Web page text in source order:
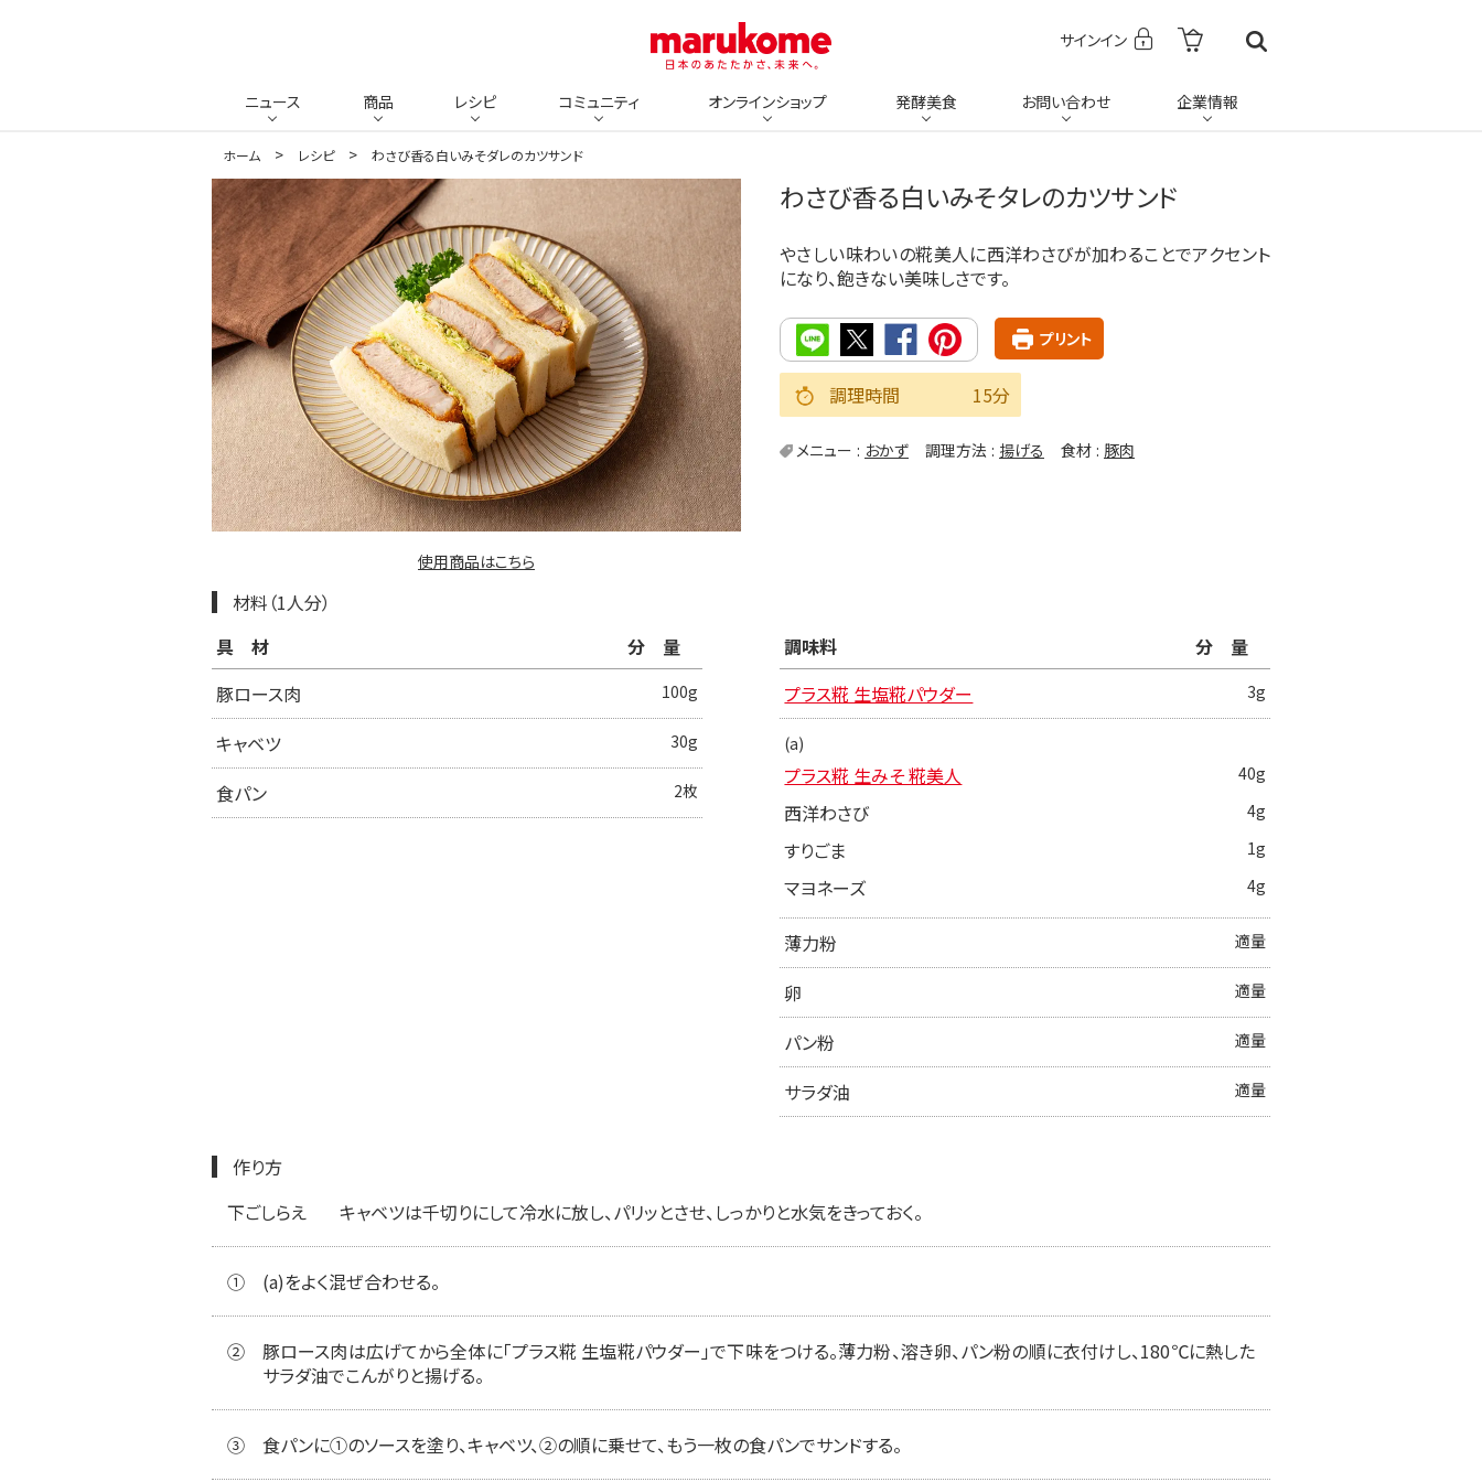
サインイン
ニュース 商品 レシピ コミュニティ オンラインショップ 発酵美食 お問い合わせ 企業情報
ホーム レシピ わさび香る白いみそダレのカツサンド
使用商品はこちら
わさび香る白いみそタレのカツサンド
やさしい味わいの糀美人に西洋わさびが加わることでアクセント
になり、飽きない美味しさです。
プリント
調理時間 15分
メニュー おかず 調理方法 揚げる 食材 豚肉
材料（1人分）
具材
分量
豚ロース肉
100g
キャベツ 30g
食パン 2枚
調味料
分量
プラス糀 生塩糀パウダー
3g
(a)
プラス糀 生みそ 糀美人 40g
西洋わさび 4g
すりごま 1g
マヨネーズ 4g
薄力粉 適量
卵 適量
パン粉 適量
サラダ油 適量
作り方
下ごしらえ
キャベツは千切りにして冷水に放し、パリッとさせ、しっかりと水気をきっておく。
① (a)をよく混ぜ合わせる。
②
豚ロース肉は広げてから全体に「プラス糀 生塩糀パウダー」で下味をつける。薄力粉、溶き卵、パン粉の順に衣付けし、180℃に熱した
サラダ油でこんがりと揚げる。
③ 食パンに①のソースを塗り、キャベツ、②の順に乗せて、もう一枚の食パンでサンドする。